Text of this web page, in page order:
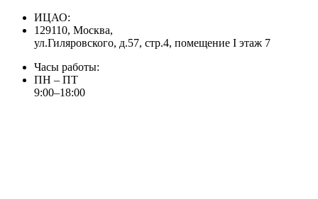
ИЦАО:
129110, Москва,
ул.Гиляровского, д.57, стр.4, помещение I этаж 7
Часы работы:
ПН – ПТ
9:00–18:00